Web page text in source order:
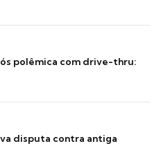
polêmica com drive-thru:
disputa contra antiga